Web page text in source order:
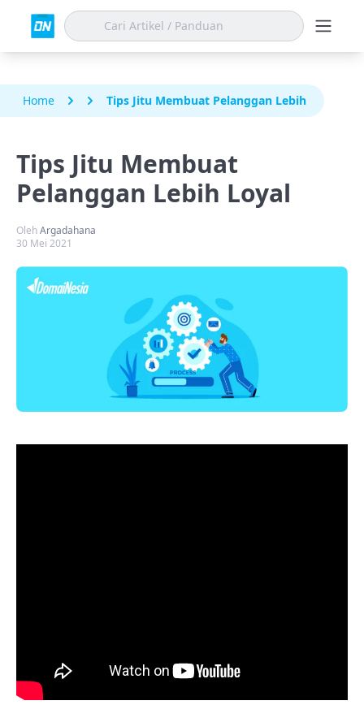
Home Tips Jitu Membuat Pelanggan Lebih Loyal
Tips Jitu Membuat
Pelanggan Lebih Loyal
OlehArgadahana
30 Mei 2021